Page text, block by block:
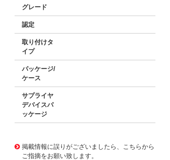
グレード
認定
取り付けタ
イプ
パッケージ/
ケース
サプライヤ
デバイスパ
ッケージ
掲載情報に誤りがございましたら、こちらから
ご指摘をお願い致します。